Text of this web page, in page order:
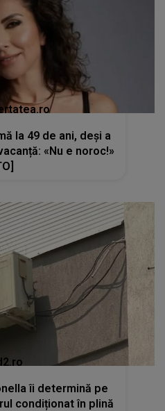
la 49 de ani, deși a
«Nu e noroc!»
îi determină pe
condiționat în plină